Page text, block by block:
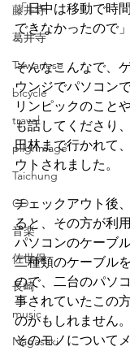
藤井寺
葛井寺
Taiwanese
bicycle
travel
pilgrimage
Taichung
CD
音楽
佐世保
長崎
music
Nagasaki
「日中は移動で時
できなかったので
そんなこんなで、
ウンジでパソコン
リンピックのこと
も話してくださり
田林まで行かれて
ウトされました。
チェックアウト後
ると、その方が利
パソコンのケーブ
二種類のケーブル
ので、二台のパソ
事されていたこの
のかもしれません。
そのモノについて